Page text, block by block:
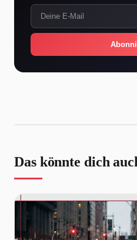
Das könnte dich